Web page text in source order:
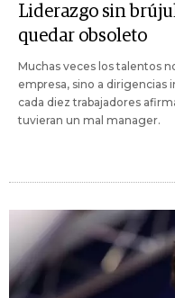
Liderazgo sin
quedar obsoleto
Muchas veces los talentos
empresa, sino a dirigencias
cada diez trabajadores
tuvieran un mal manager.